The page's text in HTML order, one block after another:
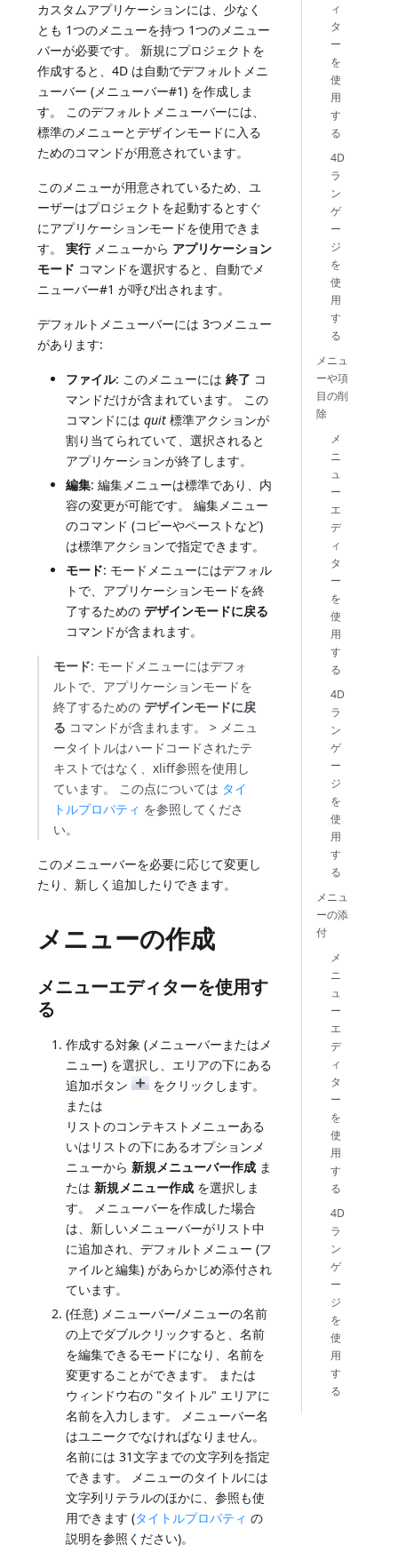
カスタムアプリケーションには、少なく
とも 1つのメニューを持つ 1つのメニュー
バーが必要です。 新規にプロジェクトを
作成すると、4D は自動でデフォルトメニ
ューバー (メニューバー#1) を作成しま
す。 このデフォルトメニューバーには、
標準のメニューとデザインモードに入る
ためのコマンドが用意されています。
このメニューが用意されているため、ユ
ーザーはプロジェクトを起動するとすぐ
にアプリケーションモードを使用できま
す。実行メニューから アプリケーション
モード コマンドを選択すると、自動でメ
ニューバー#1 が呼び出されます。
デフォルトメニューバーには 3つメニュー
があります:
ファイル: このメニューには終了 コ
マンドだけが含まれています。 この
コマンドにはquit 標準アクションが
割り当てられていて、選択されると
アプリケーションが終了します。
編集: 編集メニューは標準であり、内
容の変更が可能です。 編集メニュー
のコマンド (コピーやペーストなど)
は標準アクションで指定できます。
モード: モードメニューにはデフォル
トで、アプリケーションモードを終
了するためのデザインモードに戻る
コマンドが含まれます。
モード: モードメニューにはデフォ
ルトで、アプリケーションモードを
終了するためのデザインモードに戻
る コマンドが含まれます。 > メニュ
ータイトルはハードコードされたテ
キストではなく、xliff参照を使用し
ています。 この点については タイ
トルプロパティ を参照してくださ
い。
このメニューバーを必要に応じて変更し
たり、新しく追加したりできます。
メニューの作成
メニューエディターを使用す
る
作成する対象 (メニューバーまたはメ
ニュー) を選択し、エリアの下にある
追加ボタン
をクリックします。
または
リストのコンテキストメニューある
いはリストの下にあるオプションメ
ニューから新規メニューバー作成 ま
たは新規メニュー作成 を選択しま
す。 メニューバーを作成した場合
は、新しいメニューバーがリスト中
に追加され、デフォルトメニュー (フ
ァイルと編集) があらかじめ添付され
ています。
(任意) メニューバー/メニューの名前
の上でダブルクリックすると、名前
を編集できるモードになり、名前を
変更することができます。 または
ウィンドウ右の "タイトル" エリアに
名前を入力します。 メニューバー名
はユニークでなければなりません。
名前には 31文字までの文字列を指定
できます。 メニューのタイトルには
文字列リテラルのほかに、参照も使
用できます (タイトルプロパティ の
説明を参照ください)。
ィ
タ
ー
を
使
用
す
る
4D
ラ
ン
ゲ
ー
ジ
を
使
用
す
る
メニュ
ーや項
目の削
除
メ
ニ
ュ
ー
エ
デ
ィ
タ
ー
を
使
用
す
る
4D
ラ
ン
ゲ
ー
ジ
を
使
用
す
る
メニュ
ーの添
付
メ
ニ
ュ
ー
エ
デ
ィ
タ
ー
を
使
用
す
る
4D
ラ
ン
ゲ
ー
ジ
を
使
用
す
る